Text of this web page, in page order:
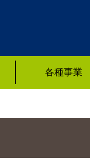
各種事業